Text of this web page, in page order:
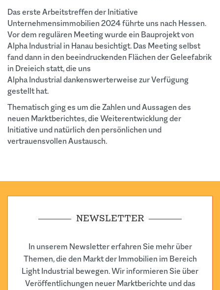
Das erste Arbeitstreffen der Initiative
Unternehmensimmobilien 2024 führte uns nach Hessen.
Vor dem regulären Meeting wurde ein Bauprojekt von
Alpha Industrial in Hanau besichtigt. Das Meeting selbst
fand dann in den beeindruckenden Flächen der Geleefabrik
in Dreieich statt, die uns
Alpha Industrial dankenswerterweise zur Verfügung
gestellt hat.
Thematisch ging es um die Zahlen und Aussagen des
neuen Marktberichtes, die Weiterentwicklung der
Initiative und natürlich den persönlichen und
vertrauensvollen Austausch.
NEWSLETTER
In unserem Newsletter erfahren Sie mehr über
Themen, die den Markt der Immobilien im Bereich
Light Industrial bewegen. Wir informieren Sie über
Veröffentlichungen neuer Marktberichte und das